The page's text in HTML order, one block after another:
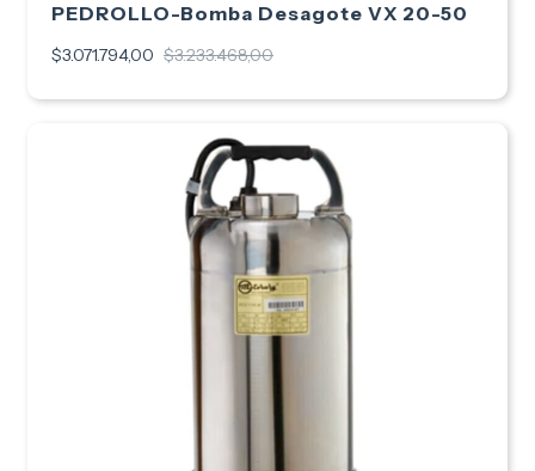
PEDROLLO-Bomba Desagote VX 20-50
$3.071.794,00 $3.233.468,00